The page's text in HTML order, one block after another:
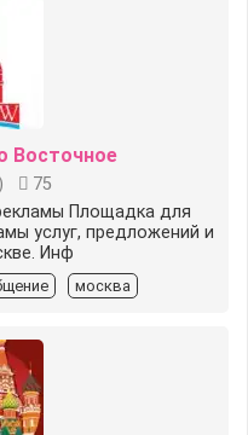
Восточное
)
75
Площадка для
услуг, предложений и
Инф
москва